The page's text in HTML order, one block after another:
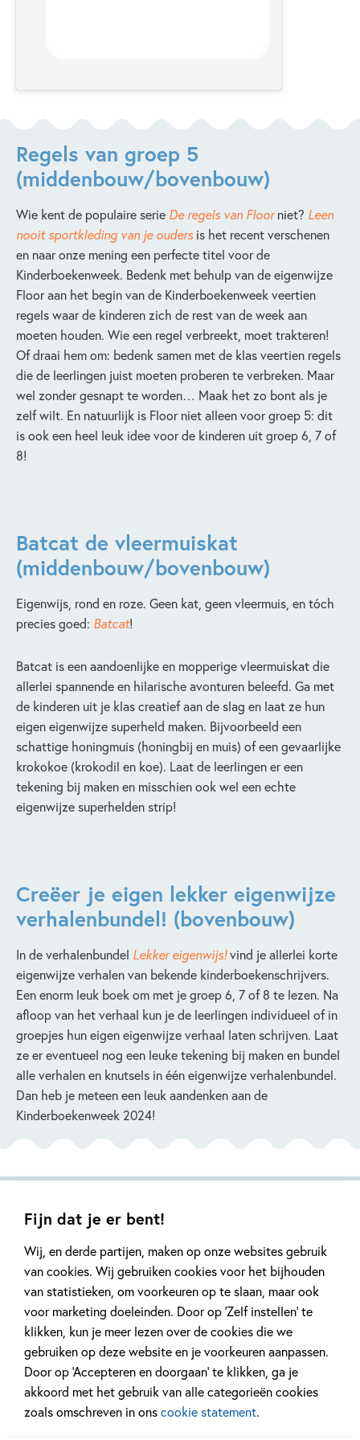
Fijn dat je er bent!
Wij, en derde partijen, maken op onze websites gebruik
van cookies. Wij gebruiken cookies voor het bijhouden
van statistieken, om voorkeuren op te slaan, maar ook
voor marketing doeleinden. Door op ‘Zelf instellen’ te
klikken, kun je meer lezen over de cookies die we
gebruiken op deze website en je voorkeuren aanpassen.
Door op ‘Accepteren en doorgaan’ te klikken, ga je
akkoord met het gebruik van alle categorieën cookies
zoals omschreven in onscookie statement.
Regels van groep 5
(middenbouw/bovenbouw)
Wie kent de populaire serie De regels van Floorniet? Leen
nooit sportkleding van je oudersis het recent verschenen
en naar onze mening een perfecte titel voor de
Kinderboekenweek. Bedenk met behulp van de eigenwijze
Floor aan het begin van de Kinderboekenweek veertien
regels waar de kinderen zich de rest van de week aan
moeten houden. Wie een regel verbreekt, moet trakteren!
Of draai hem om: bedenk samen met de klas veertien regels
die de leerlingen juist moeten proberen te verbreken. Maar
wel zonder gesnapt te worden… Maak het zo bont als je
zelf wilt. En natuurlijk is Floor niet alleen voor groep 5: dit
is ook een heel leuk idee voor de kinderen uit groep 6, 7 of
8!
Batcat de vleermuiskat
(middenbouw/bovenbouw)
Eigenwijs, rond en roze. Geen kat, geen vleermuis, en tóch
precies goed: Batcat!
Batcat is een aandoenlijke en mopperige vleermuiskat die
allerlei spannende en hilarische avonturen beleefd. Ga met
de kinderen uit je klas creatief aan de slag en laat ze hun
eigen eigenwijze superheld maken. Bijvoorbeeld een
schattige honingmuis (honingbij en muis) of een gevaarlijke
krokokoe (krokodil en koe). Laat de leerlingen er een
tekening bij maken en misschien ook wel een echte
eigenwijze superhelden strip!
Creëer je eigen lekker eigenwijze
verhalenbundel! (bovenbouw)
In de verhalenbundel Lekker eigenwijs!vind je allerlei korte
eigenwijze verhalen van bekende kinderboekenschrijvers.
Een enorm leuk boek om met je groep 6, 7 of 8 te lezen. Na
afloop van het verhaal kun je de leerlingen individueel of in
groepjes hun eigen eigenwijze verhaal laten schrijven. Laat
ze er eventueel nog een leuke tekening bij maken en bundel
alle verhalen en knutsels in één eigenwijze verhalenbundel.
Dan heb je meteen een leuk aandenken aan de
Kinderboekenweek 2024!
Ontdek alle boeken!
15,00
Hardcover
15,99
Hardcover